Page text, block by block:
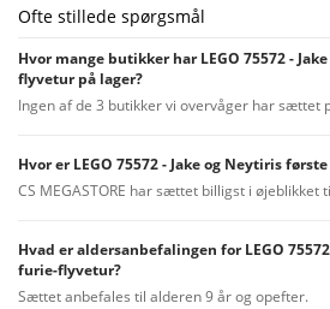
Ofte stillede spørgsmål
Hvor mange butikker har LEGO 75572 -
flyvetur på lager?
Ingen af de 3 butikker vi overvåger har sættet
Hvor er LEGO 75572 - Jake og Neytiris
CS MEGASTORE har sættet billigst i øjeblikket
Hvad er aldersanbefalingen for LEGO
furie-flyvetur?
Sættet anbefales til alderen 9 år og opefter.